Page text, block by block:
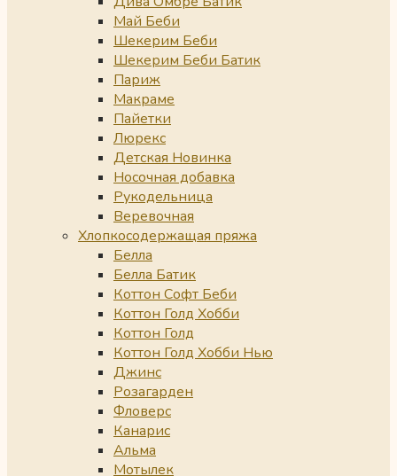
Май Беби
Шекерим Беби
Шекерим Беби Батик
Париж
Макраме
Пайетки
Люрекс
Детская Новинка
Носочная добавка
Рукодельница
Веревочная
Хлопкосодержащая пряжа
Белла
Белла Батик
Коттон Софт Беби
Коттон Голд Хобби
Коттон Голд
Коттон Голд Хобби Нью
Джинс
Розагарден
Фловерс
Канарис
Альма
Мотылек